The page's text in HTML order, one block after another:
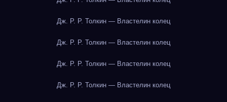
Дж. Р. Р. Толкин — Властелин колец
Дж. Р. Р. Толкин — Властелин колец
Дж. Р. Р. Толкин — Властелин колец
Дж. Р. Р. Толкин — Властелин колец